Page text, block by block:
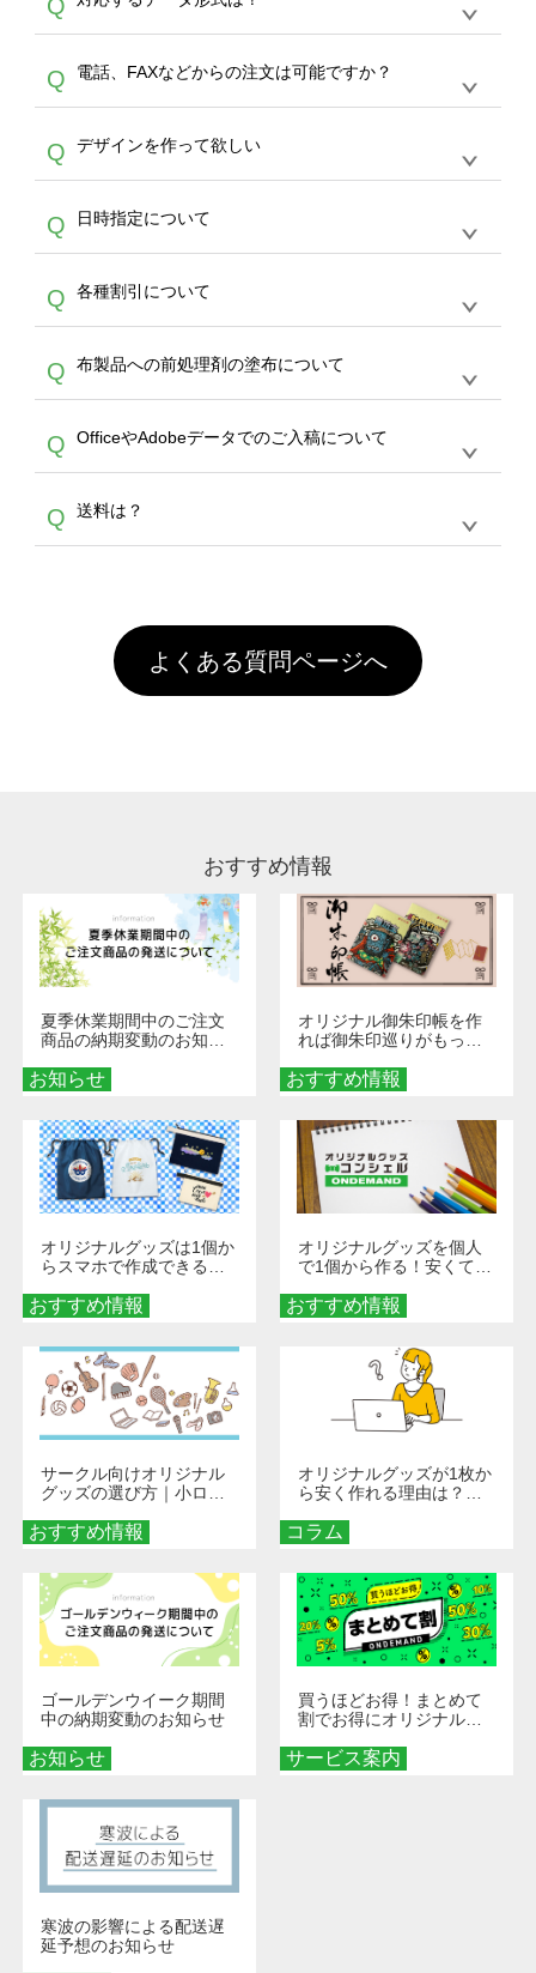
生産にて承っております。デザインツールから
デザインの作成から決済まで完了できます。
30枚以上やシルク印刷など、大口注文の場合
は、サポートが担当するエコバッグコンシェル
やタンブラーコンシェルをご利用ください。製
作する数量が多ければ多いほど、オンデマンド
サービスよりも低価格で製作することが可能で
す。
Q
A
ドできるデータ形式は、JPG / PNG / AI / PSD /
PDF 形式になります。データの最大サイズ
写真などもアップロード可能です。使用できな
い画像はエラーになります。（※ Illustratorか
らの直接入稿には対応していません。AIで保存
し、デザインツールからアップロードして下さ
い）
Q 電話、FAXなどからの注文は可能ですか？
A
文のみ受け付けております。30個以上のご製
作をお考えの方は、サポートが担当するエコバ
スをご利用頂ければ、電話やFAX、メールなど
でご注文が可能です。
Q デザインを作って欲しい
A
を作って欲しい。などの場合は、製作数量が
30個以上であれば、サポート担当が、デザイ
バッグコンシェル
サー
ビスをご利用ください。(※ 30個以下の場合
は、デザインツールをご利用ください)
Q 日時指定について
A
ん。発送後18時以降に配送業者・伝票番号を
メールでお知らせいたしますので、直接配送業
者にご連絡いただき調整をお願い致します。
Q 各種割引について
A
カート内で自動的に割引(最大50%)が適用され
ます。 【付与ポイント】購入金額の1％が1ポ
イントとして付与され、次回ご注文時に1ポイ
ント＝1円としてお使いいただけます。ポイン
トは発送完了の翌日に付与され、次回ご注文時
からご利用頂けます。ポイントの有効期限は一
年間です。【会員ランク】過去10カ月のご注
文回数により会員ランク割引(最大5%)が適用
頂いても、ログインがされていなければ、ラン
クにカウントがされません。
Q 布製品への前処理剤の塗布について
A
意点（前処理剤）】カラー生地（Tシャツのホ
ワイト、トートバッグのナチュラル、ホワイト
といって、プリントを定着させるための処理剤
を塗布しており、短納期・低価格で商品をお届
害な性質で、水洗いで落とすことが可能です。
お手数ですが、お客様ご自身にて着用前に落と
していただけますようお願いいたします。※1
通常注文・直送機能でのご注文に関わらず、前
Q OfficeやAdobeデータでのご入稿について
A
ません。いずれのデータも該当デザインのみ画
像(JPEG,PNG,GIF,PDF)に変換、またはAdobe
Q 送料は？
引」などによるお値引きで4,000円未満になる
場合は送料がかかりますので、ご注意くださ
い。
よくある質問ページへ
おすすめ情報
お知らせ
夏季休業期間中のご注文
商品の納期変動のお知ら
おすすめ情報
オリジナル御朱印帳を作
れば御朱印巡りがもっと
ダーメイドする魅力と選
び方
おすすめ情報
オリジナルグッズは1個か
らスマホで作成できる！
くなる巾着＆ポーチ活用
術
おすすめ情報
オリジナルグッズを個人
で1個から作る！安くて簡
秘訣
おすすめ情報
サークル向けオリジナル
グッズの選び方｜小ロッ
める秘訣
コラム
オリジナルグッズが1枚か
ら安く作れる理由は？オ
とメリットを解説
お知らせ
ゴールデンウイーク期間
中の納期変動のお知らせ
サービス案内
買うほどお得！まとめて
割でお得にオリジナルグ
寒波の影響による配送遅
延予想のお知らせ